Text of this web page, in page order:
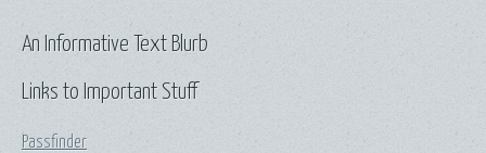
Links to Important Stuff
Passfinder
An Informative Text Blurb